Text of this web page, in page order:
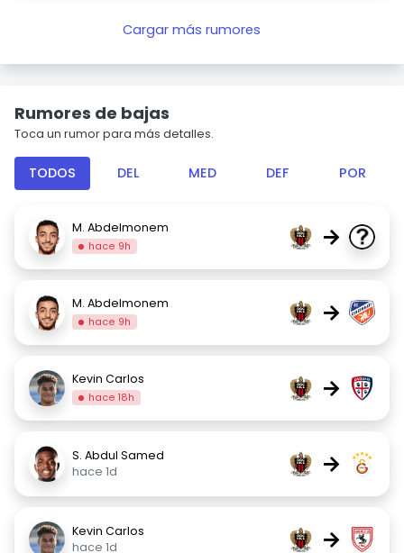
Cargar más rumores
Rumores de bajas
Toca un rumor para más detalles.
TODOS DEL MED DEF POR
M. Abdelmonem
hace 9h →
M. Abdelmonem
hace 9h →
Kevin Carlos
hace 18h →
S. Abdul Samed
hace 1d
→
Kevin Carlos
hace 1d
→